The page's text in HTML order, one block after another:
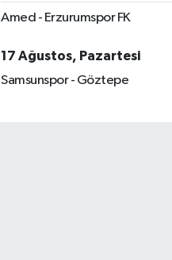
Amed - Erzurumspor FK
17 Ağustos, Pazartesi
Samsunspor - Göztepe